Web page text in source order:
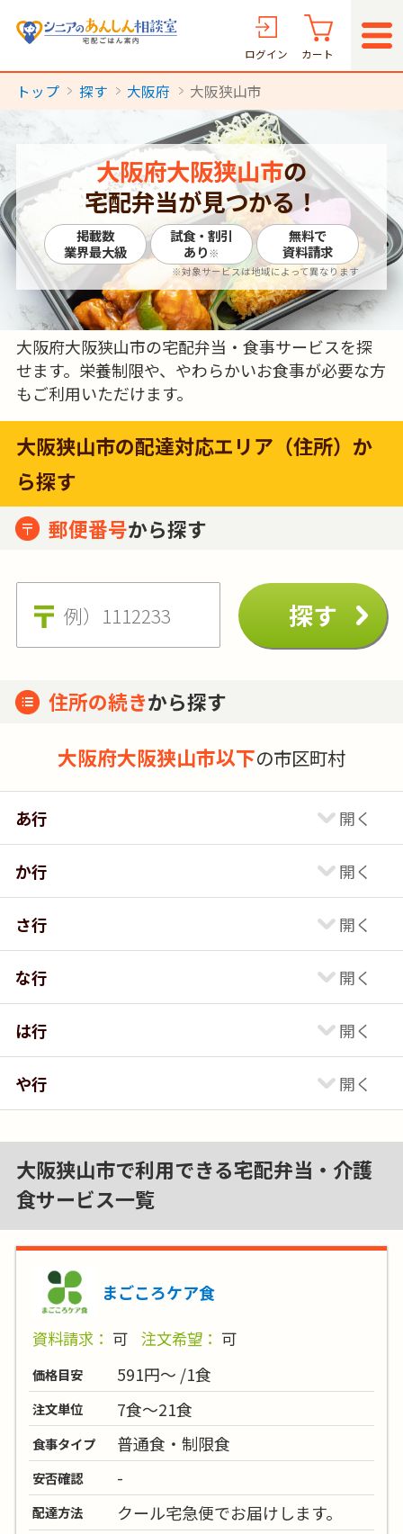
ログイン カート
トップ 探す 大阪府 大阪狭山市
大阪府大阪狭山市の
宅配弁当が見つかる！
掲載数
業界最大級
試食・割引
あり※
無料で
資料請求
※対象サービスは地域によって異なります
大阪府大阪狭山市の宅配弁当・食事サービスを探
せます。栄養制限や、やわらかいお食事が必要な方
もご利用いただけます。
大阪狭山市の配達対応エリア（住所）か
ら探す
郵便番号から探す
住所の続きから探す
大阪府大阪狭山市以下の市区町村
あ行
か行
さ行
な行
は行
や行
大阪狭山市で利用できる宅配弁当・介護
食サービス一覧
まごころケア食
資料請求： 可 注文希望： 可
価格目安 591円～ /1食
注文単位 7食～21食
食事タイプ 普通食・制限食
安否確認 -
配達方法 クール宅急便でお届けします。